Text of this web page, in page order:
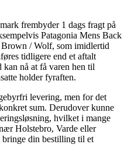
frembyder 1 dags fragt på
Patagonia Mens Back
/ Wolf, som imidlertid
tidligere end et aftalt
nå at få varen hen til
holder fyraften.
levering, men for det
sum. Derudover kunne
hvilket i mange
Holstebro, Varde eller
din bestilling til et